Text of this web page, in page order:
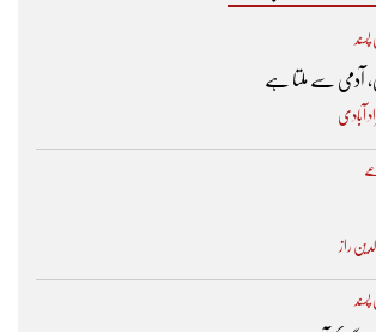
آدمی سے ملتا ہے
آبادی
راز